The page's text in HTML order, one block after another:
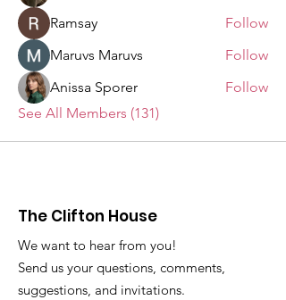
Ramsay
Follow
Maruvs Maruvs
Follow
Anissa Sporer
Follow
See All Members (131)
The Clifton House
We want to hear from you!
Send us your questions, comments,
suggestions, and invitations.